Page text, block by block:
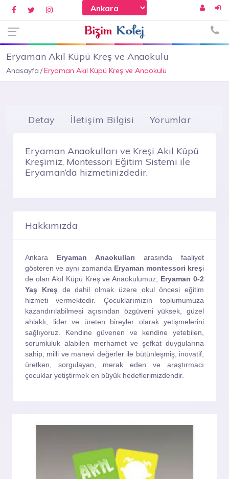
Eryaman Akıl Küpü Kreş ve Anaokulu
Anasayfa Eryaman Akıl Küpü Kreş ve Anaokulu
Detay İletişim Bilgisi Yorumlar
Eryaman Anaokulları ve Kreşi Akıl Küpü
Kreşimiz, Montessori Eğitim Sistemi ile
Eryaman’da hizmetinizdedir.
Hakkımızda
Ankara Eryaman Anaokulları arasında faaliyet
gösteren ve aynı zamanda Eryaman montessori kreşi
de olan Akıl Küpü Kreş ve Anaokulumuz, Eryaman 0-2
Yaş Kreş de dahil olmak üzere okul öncesi eğitim
hizmeti vermektedir. Çocuklarımızın toplumumuza
kazandırılabilmesi açısından özgüveni yüksek, güzel
ahlaklı, lider ve üreten bireyler olarak yetişmelerini
sağlıyoruz. Kendine güvenen ve kendine yetebilen,
sorumluluk alabilen merhamet ve şefkat duygularına
sahip, milli ve manevi değerler ile bütünleşmiş, inovatif,
üretken, sorgulayan, merak eden ve araştırmacı
çocuklar yetiştirmek en büyük hedeflerimizdendir.